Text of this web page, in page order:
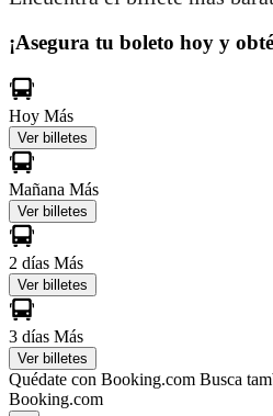
¡Asegura tu boleto hoy y
Hoy Más
Ver billetes
Mañana Más
Ver billetes
2 días Más
Ver billetes
3 días Más
Ver billetes
Quédate con Booking.com Busca
Booking.com